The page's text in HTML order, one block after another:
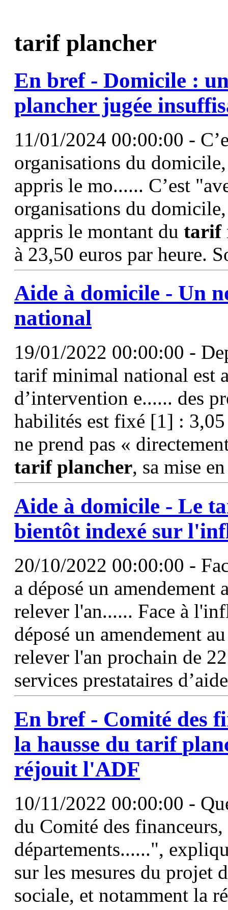
tarif plancher
En bref - Domicile :
plancherjugée
11/01/2024 00:00:00 -
organisations du
appris le mo...... C’est
organisations du
appris le montant du tarif
à 23,50 euros par heure.
Aide à domicile - Un
national
19/01/2022 00:00:00 -
tarif minimal national est
d’intervention e...... des
habilités est fixé [1] :
ne prend pas «
tarif plancher, sa mise
Aide à domicile - Le
bientôt indexé sur
20/10/2022 00:00:00 -
a déposé un
relever l'an...... Face à
déposé un amendement
relever l'an prochain de
services prestataires
En bref - Comité des
la hausse du tarif
réjouit l'ADF
10/11/2022 00:00:00 -
du Comité des
départements......",
sur les mesures du projet
sociale, et notamment la